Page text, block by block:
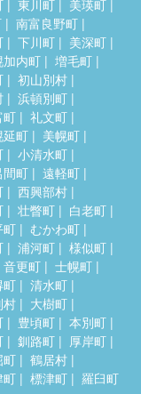
東川町
美瑛町
南富良野町
下川町
美深町
加内町
増毛町
初山別村
浜頓別町
町
礼文町
延町
美幌町
小清水町
間町
遠軽町
西興部村
壮瞥町
白老町
町
むかわ町
浦河町
様似町
音更町
士幌町
町
清水町
村
大樹町
豊頃町
本別町
釧路町
厚岸町
町
鶴居村
町 標津町 羅臼町